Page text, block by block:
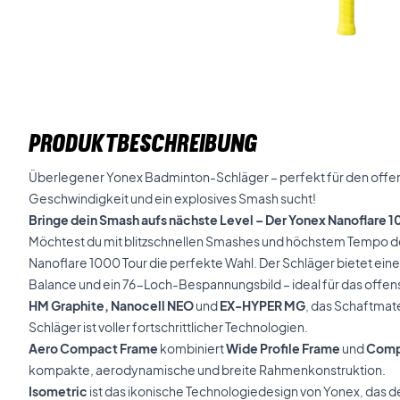
PRODUKTBESCHREIBUNG
Überlegener Yonex Badminton-Schläger – perfekt für den
Geschwindigkeit und ein explosives Smash sucht!
Bringe dein Smash aufs nächste Level – Der Yonex Nanoflare
Möchtest du mit blitzschnellen Smashes und höchstem Tempo
Nanoflare 1000 Tour die perfekte Wahl. Der Schläger bietet
Balance und ein 76-Loch-Bespannungsbild – ideal für das
HM Graphite, Nanocell NEOundEX-HYPER MG , das
Schläger ist voller fortschrittlicher Technologien.
Aero Compact Frame kombiniertWide Profile Frame und
kompakte, aerodynamische und breite Rahmenkonstruktion.
Isometric ist das ikonische Technologiedesign von Yonex, das